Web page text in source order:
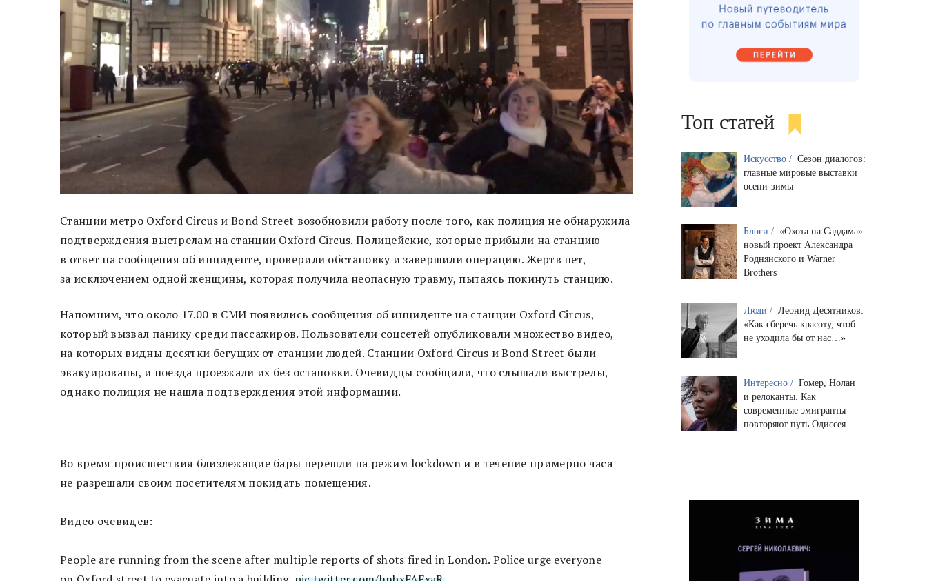
Станции метро Oxford Circus и Bond Street возобновили работу после того, как полиция не обнаружила
подтверждения выстрелам на станции Oxford Circus. Полицейские, которые прибыли на станцию
в ответ на сообщения об инциденте, проверили обстановку и завершили операцию. Жертв нет,
за исключением одной женщины, которая получила неопасную травму, пытаясь покинуть станцию.
Напомним, что около 17.00 в СМИ появились сообщения об инциденте на станции Oxford Circus,
который вызвал панику среди пассажиров. Пользователи соцсетей опубликовали множество видео,
на которых видны десятки бегущих от станции людей. Станции Oxford Circus и Bond Street были
эвакуированы, и поезда проезжали их без остановки. Очевидцы сообщили, что слышали выстрелы,
однако полиция не нашла подтверждения этой информации.
Во время происшествия близлежащие бары перешли на режим lockdown и в течение примерно часа
не разрешали своим посетителям покидать помещения.
Видео очевидев:
People are running from the scene after multiple reports of shots fired in London. Police urge everyone
Топ статей
Искусство / Сезон диалогов:
главные мировые выставки
осени-зимы
Блоги / «Охота на Саддама»:
новый проект Александра
Роднянского и Warner
Brothers
Люди / Леонид Десятников:
«Как сберечь красоту, чтоб
не уходила бы от нас…»
Интересно / Гомер, Нолан
и релоканты. Как
современные эмигранты
повторяют путь Одиссея